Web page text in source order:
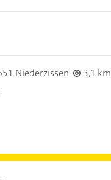
Niederzissen
3,1 km